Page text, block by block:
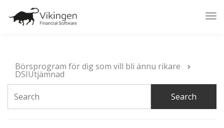
Börsprogram för dig som vill bli ännu rikare
DSIUtjämnad